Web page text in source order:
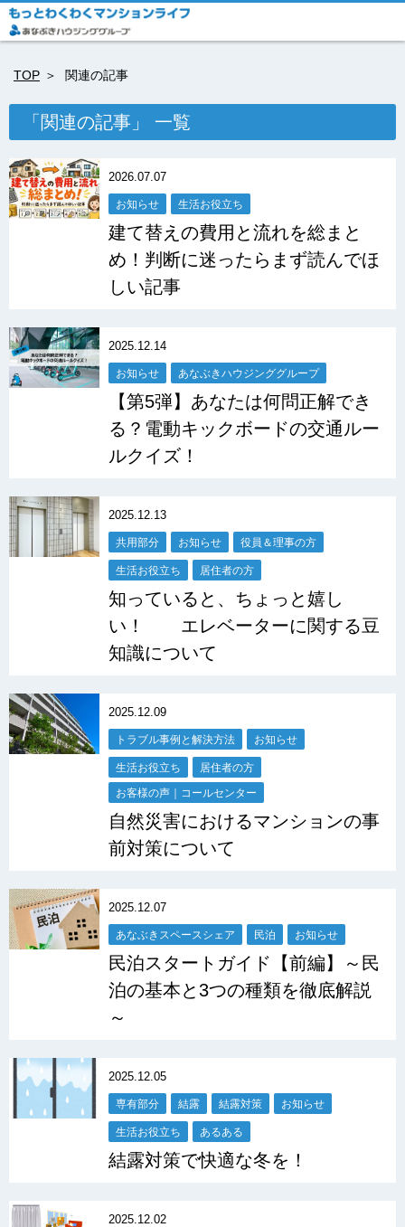
TOP 関連の記事
「関連の記事」 一覧
2026.07.07
お知らせ 生活お役立ち
建て替えの費用と流れを総まと
め！判断に迷ったらまず読んでほ
しい記事
2025.12.14
お知らせ あなぶきハウジンググループ
【第5弾】あなたは何問正解でき
る？電動キックボードの交通ルー
ルクイズ！
2025.12.13
共用部分 お知らせ 役員＆理事の方
生活お役立ち 居住者の方
知っていると、ちょっと嬉し
い！ エレベーターに関する豆
知識について
2025.12.09
トラブル事例と解決方法 お知らせ
生活お役立ち 居住者の方
お客様の声｜コールセンター
自然災害におけるマンションの事
前対策について
2025.12.07
あなぶきスペースシェア 民泊 お知らせ
民泊スタートガイド【前編】～民
泊の基本と3つの種類を徹底解説
～
2025.12.05
専有部分 結露 結露対策 お知らせ
生活お役立ち あるある
結露対策で快適な冬を！
2025.12.02